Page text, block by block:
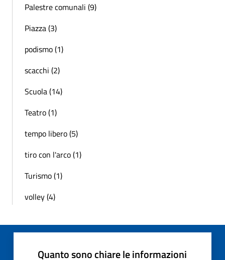
Palestre comunali (9)
Piazza (3)
podismo (1)
scacchi (2)
Scuola (14)
Teatro (1)
tempo libero (5)
tiro con l'arco (1)
Turismo (1)
volley (4)
Quanto sono chiare le informazioni